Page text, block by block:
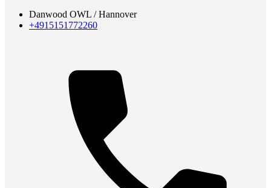
Danwood OWL / Hannover
+4915151772260